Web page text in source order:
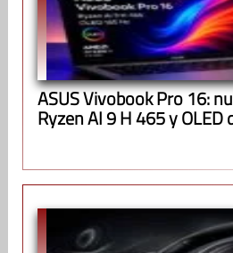
ASUS Vivobook Pro 16:
Ryzen AI 9 H 465 y OLED